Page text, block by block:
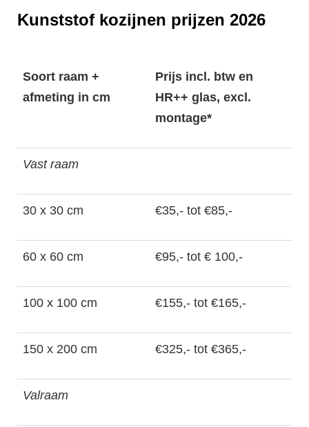
Kunststof kozijnen prijzen 2026
Soort raam +
afmeting in cm
Prijs incl. btw en
HR++ glas, excl.
montage*
Vast raam
30 x 30 cm €35,- tot €85,-
60 x 60 cm €95,- tot € 100,-
100 x 100 cm €155,- tot €165,-
150 x 200 cm €325,- tot €365,-
Valraam